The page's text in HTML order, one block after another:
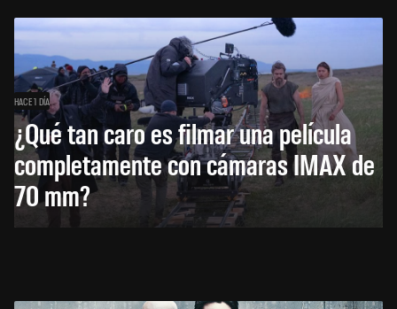
HACE 1 DÍA
¿Qué tan caro es filmar una película
completamente con cámaras IMAX de
70 mm?